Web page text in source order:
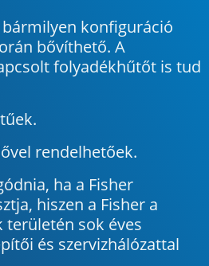
konfiguráció
bővíthető. A
folyadékhűtőt is tud
rendelhetőek.
ha a Fisher
hiszen a Fisher a
sok éves
és szervizhálózattal